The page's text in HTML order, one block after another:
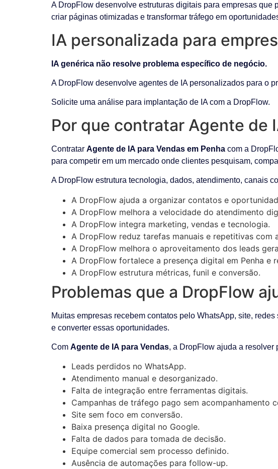
A DropFlow desenvolve estruturas digitais para empresas
criar páginas otimizadas e transformar tráfego em
IA personalizada para
IA genérica não resolve problema específico de negócio.
A DropFlow desenvolve agentes de IA personalizados para o
Solicite uma análise para implantação de IA com a DropFlow.
Por que contratar Agente de
Contratar Agente de IA para Vendas em Penha com a
para competir em um mercado onde clientes pesquisam,
A DropFlow estrutura tecnologia, dados, atendimento, canais
A DropFlow ajuda a organizar contatos e
A DropFlow melhora a velocidade do atendimento
A DropFlow integra marketing, vendas e tecnologia.
A DropFlow reduz tarefas manuais e repetitivas com
A DropFlow melhora o aproveitamento dos leads
A DropFlow fortalece a presença digital em Penha e
A DropFlow estrutura métricas, funil e conversão.
Problemas que a DropFlow
Muitas empresas recebem contatos pelo WhatsApp, site,
e converter essas oportunidades.
Com Agente de IA para Vendas, a DropFlow ajuda a resolver
Leads perdidos no WhatsApp.
Atendimento manual e desorganizado.
Falta de integração entre ferramentas digitais.
Campanhas de tráfego pago sem acompanhamento
Site sem foco em conversão.
Baixa presença digital no Google.
Falta de dados para tomada de decisão.
Equipe comercial sem processo definido.
Ausência de automações para follow-up.